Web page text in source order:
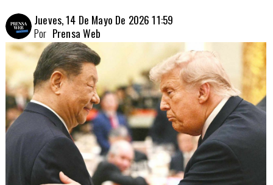
Jueves, 14 De Mayo De 2026 11:59
Prensa Web
Por